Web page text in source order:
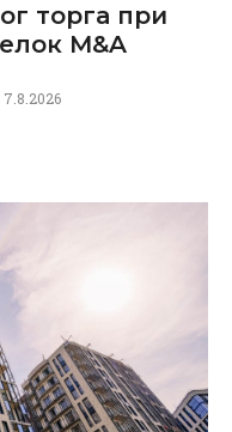
торга при
M&A
7.8.2026